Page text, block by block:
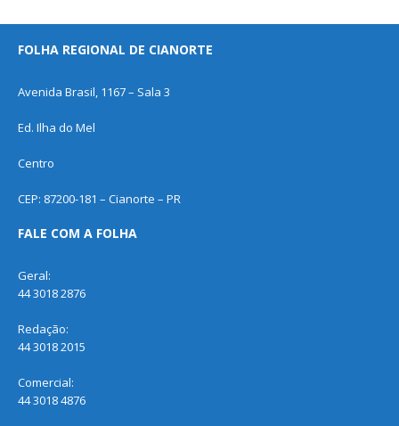
FOLHA REGIONAL DE CIANORTE
Avenida Brasil, 1167 – Sala 3
Ed. Ilha do Mel
Centro
CEP: 87200-181 – Cianorte – PR
FALE COM A FOLHA
Geral:
44 3018 2876
Redação:
44 3018 2015
Comercial:
44 3018 4876